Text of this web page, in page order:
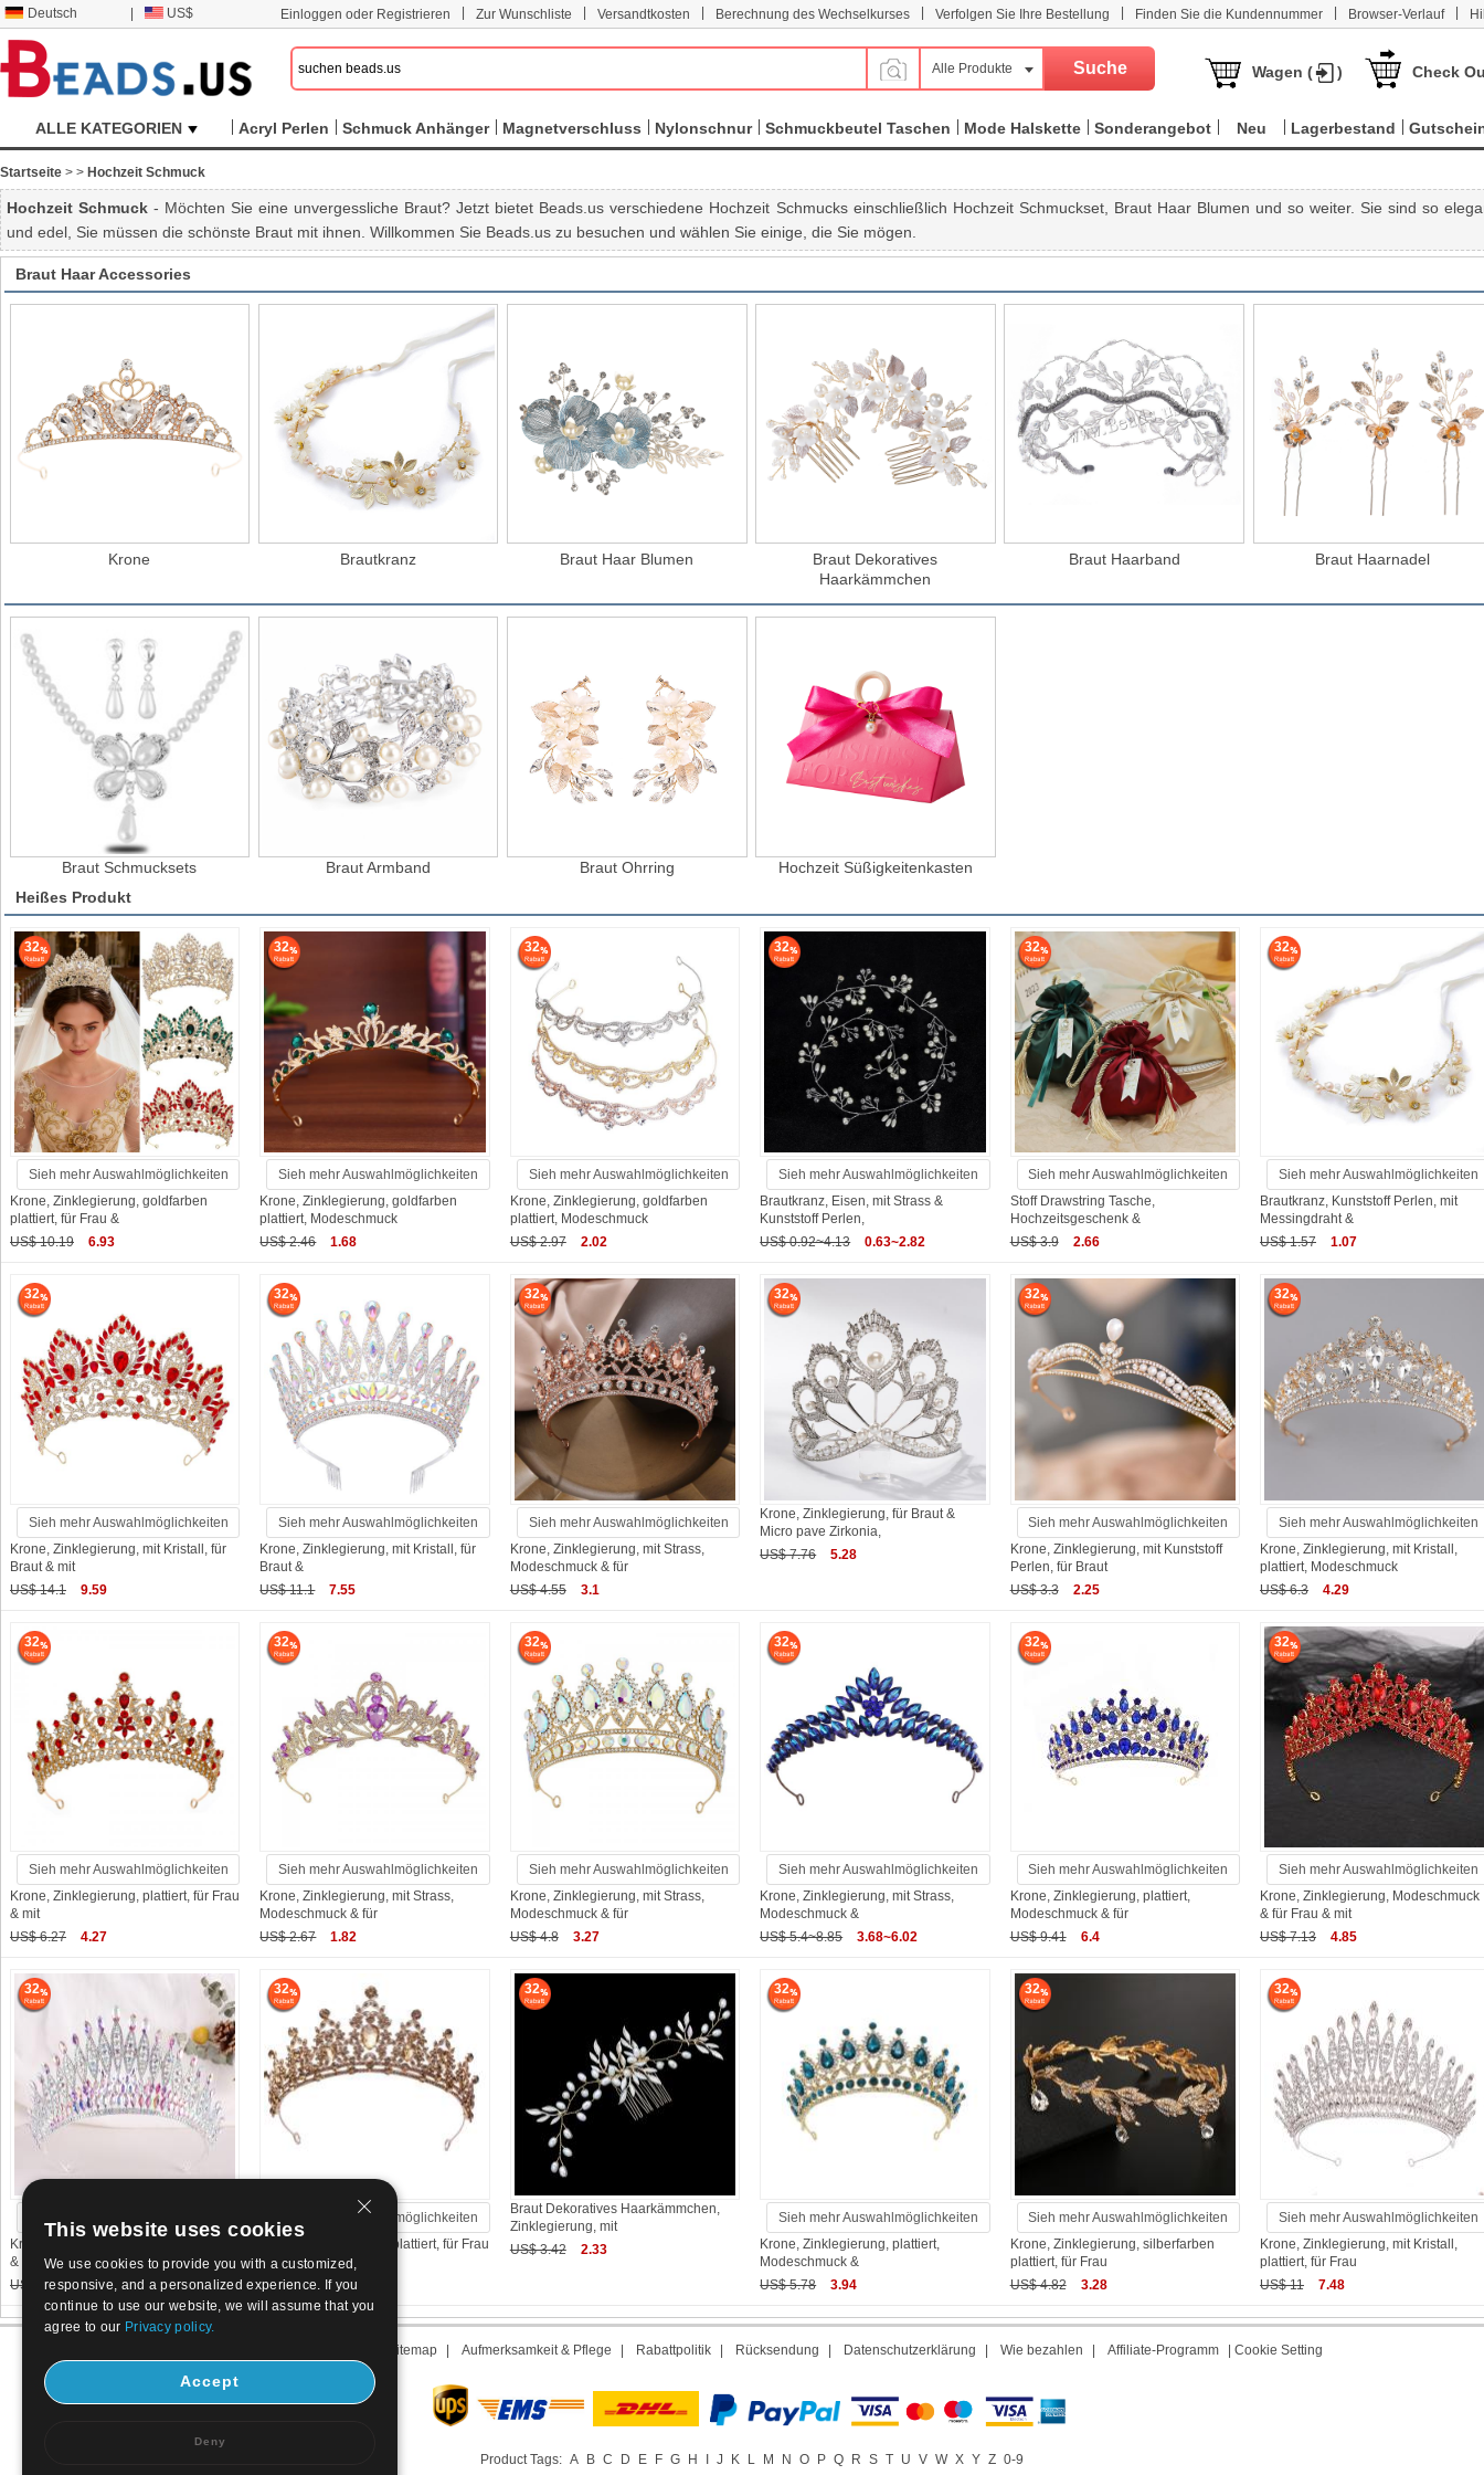
Deutsch US$ Einloggen oder Registrieren Zur Wunschliste Versandtkosten Berechnung des Wechselkurses Verfolgen Sie Ihre Bestellung Finden Sie die Kundennummer Browser-Verlauf
Alle Produkte Wagen ( ) Check
ALLE KATEGORIEN Acryl Perlen Schmuck Anhänger Magnetverschluss Nylonschnur Schmuckbeutel Taschen Mode Halskette Sonderangebot Neu Lagerbestand
Startseite > > Hochzeit Schmuck
Hochzeit Schmuck - Möchten Sie eine unvergessliche Braut? Jetzt bietet Beads.us verschiedene Hochzeit Schmucks einschließlich Hochzeit Schmuckset, Braut Haar Blumen und so weiter. Sie sind so
und edel, Sie müssen die schönste Braut mit ihnen. Willkommen Sie Beads.us zu besuchen und wählen Sie einige, die Sie mögen.
Braut Haar Accessories
Krone Brautkranz Braut Haar Blumen
Braut Dekoratives
Haarkämmchen
Braut Haarband Braut Haarnadel
Braut Schmucksets Braut Armband Braut Ohrring
Hochzeit Süßigkeitenkasten
Heißes Produkt
32
Sieh mehr Auswahlmöglichkeiten
Krone, Zinklegierung, goldfarben
plattiert, für Frau &
US$ 10.19
6.93
32
Sieh mehr Auswahlmöglichkeiten
Krone, Zinklegierung, goldfarben
plattiert, Modeschmuck
US$ 2.46
1.68
32
Sieh mehr Auswahlmöglichkeiten
Krone, Zinklegierung, goldfarben
plattiert, Modeschmuck
US$ 2.97
2.02
32
Sieh mehr Auswahlmöglichkeiten
Brautkranz, Eisen, mit Strass &
Kunststoff Perlen,
US$ 0.92~4.13
0.63~2.82
32
Sieh mehr Auswahlmöglichkeiten
Stoff Drawstring Tasche,
Hochzeitsgeschenk &
US$ 3.9
2.66
32
Sieh mehr Auswahlmöglichkeiten
Brautkranz, Kunststoff Perlen, mit
Messingdraht &
US$ 1.57
1.07
32
Sieh mehr Auswahlmöglichkeiten
Krone, Zinklegierung, mit Kristall, für
Braut & mit
US$ 14.1
9.59
32
Sieh mehr Auswahlmöglichkeiten
Krone, Zinklegierung, mit Kristall, für
Braut &
US$ 11.1
7.55
32
Sieh mehr Auswahlmöglichkeiten
Krone, Zinklegierung, mit Strass,
Modeschmuck & für
US$ 4.55
3.1
32
Krone, Zinklegierung, für Braut &
Micro pave Zirkonia,
US$ 7.76
5.28
32
Sieh mehr Auswahlmöglichkeiten
Krone, Zinklegierung, mit Kunststoff
Perlen, für Braut
US$ 3.3
2.25
32
Sieh mehr Auswahlmöglichkeiten
Krone, Zinklegierung, mit Kristall,
plattiert, Modeschmuck
US$ 6.3
4.29
32
Sieh mehr Auswahlmöglichkeiten
Krone, Zinklegierung, plattiert, für Frau
& mit
US$ 6.27
4.27
32
Sieh mehr Auswahlmöglichkeiten
Krone, Zinklegierung, mit Strass,
Modeschmuck & für
US$ 2.67
1.82
32
Sieh mehr Auswahlmöglichkeiten
Krone, Zinklegierung, mit Strass,
Modeschmuck & für
US$ 4.8
3.27
32
Sieh mehr Auswahlmöglichkeiten
Krone, Zinklegierung, mit Strass,
Modeschmuck &
US$ 5.4~8.85
3.68~6.02
32
Sieh mehr Auswahlmöglichkeiten
Krone, Zinklegierung, plattiert,
Modeschmuck & für
US$ 9.41
6.4
32
Sieh mehr Auswahlmöglichkeiten
Krone, Zinklegierung, Modeschmuck
& für Frau & mit
US$ 7.13
4.85
32
Krone, Zinklegierung, Modeschmuck
& für Frau & mit
US$ 10.26~12.26
6.98~8.34
32
Sieh mehr Auswahlmöglichkeiten
Krone, Zinklegierung, plattiert, für Frau
& mit
US$ 4.44
3.02
32
Braut Dekoratives Haarkämmchen,
Zinklegierung, mit
US$ 3.42
2.33
32
Sieh mehr Auswahlmöglichkeiten
Krone, Zinklegierung, plattiert,
Modeschmuck &
US$ 5.78
3.94
32
Sieh mehr Auswahlmöglichkeiten
Krone, Zinklegierung, silberfarben
plattiert, für Frau
US$ 4.82
3.28
32
Sieh mehr Auswahlmöglichkeiten
Krone, Zinklegierung, mit Kristall,
plattiert, für Frau
US$ 11
7.48
Sitemap | Aufmerksamkeit & Pflege | Rabattpolitik | Rücksendung | Datenschutzerklärung | Wie bezahlen | Affiliate-Programm | Cookie Setting
Product Tags: A B C D E F G H I J K L M N O P Q R S T U V W X Y Z 0-9
This website uses cookies
We use cookies to provide you with a customized,
responsive, and a personalized experience. If you
continue to use our website, we will assume that you
agree to our Privacy policy.
Accept
Deny